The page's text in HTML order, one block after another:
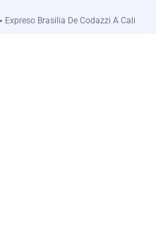
Expreso Brasilia De Codazzi A Cali